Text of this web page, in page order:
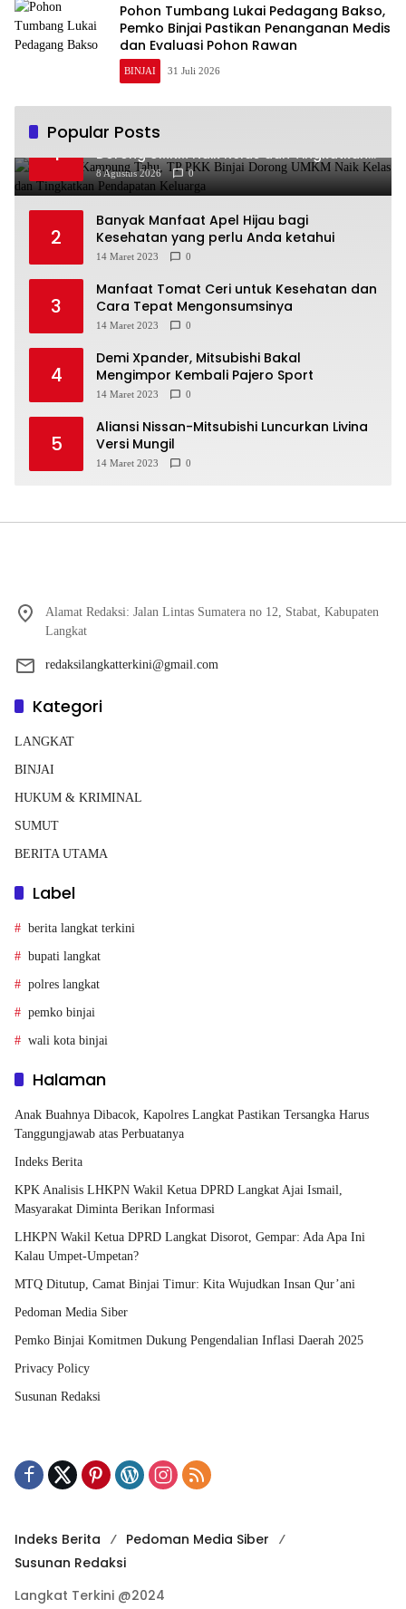
Pohon Tumbang Lukai Pedagang Bakso,
Pemko Binjai Pastikan Penanganan Medis
dan Evaluasi Pohon Rawan
BINJAI 31 Juli 2026
Popular Posts
1
Kunjungi Kampung Tahu, TP PKK Binjai
Dorong UMKM Naik Kelas dan Tingkatkan
Pendapatan Keluarga
8 Agustus 2026 0
2
Banyak Manfaat Apel Hijau bagi
Kesehatan yang perlu Anda ketahui
14 Maret 2023 0
3
Manfaat Tomat Ceri untuk Kesehatan dan
Cara Tepat Mengonsumsinya
14 Maret 2023 0
4
Demi Xpander, Mitsubishi Bakal
Mengimpor Kembali Pajero Sport
14 Maret 2023 0
5
Aliansi Nissan-Mitsubishi Luncurkan Livina
Versi Mungil
14 Maret 2023 0
Alamat Redaksi: Jalan Lintas Sumatera no 12, Stabat, Kabupaten
Langkat
redaksilangkatterkini@gmail.com
Kategori
LANGKAT
BINJAI
HUKUM & KRIMINAL
SUMUT
BERITA UTAMA
Label
berita langkat terkini
bupati langkat
polres langkat
pemko binjai
wali kota binjai
Halaman
Anak Buahnya Dibacok, Kapolres Langkat Pastikan Tersangka Harus
Tanggungjawab atas Perbuatanya
Indeks Berita
KPK Analisis LHKPN Wakil Ketua DPRD Langkat Ajai Ismail,
Masyarakat Diminta Berikan Informasi
LHKPN Wakil Ketua DPRD Langkat Disorot, Gempar: Ada Apa Ini
Kalau Umpet-Umpetan?
MTQ Ditutup, Camat Binjai Timur: Kita Wujudkan Insan Qur’ani
Pedoman Media Siber
Pemko Binjai Komitmen Dukung Pengendalian Inflasi Daerah 2025
Privacy Policy
Susunan Redaksi
Indeks Berita
Pedoman Media Siber
Susunan Redaksi
Langkat Terkini @2024